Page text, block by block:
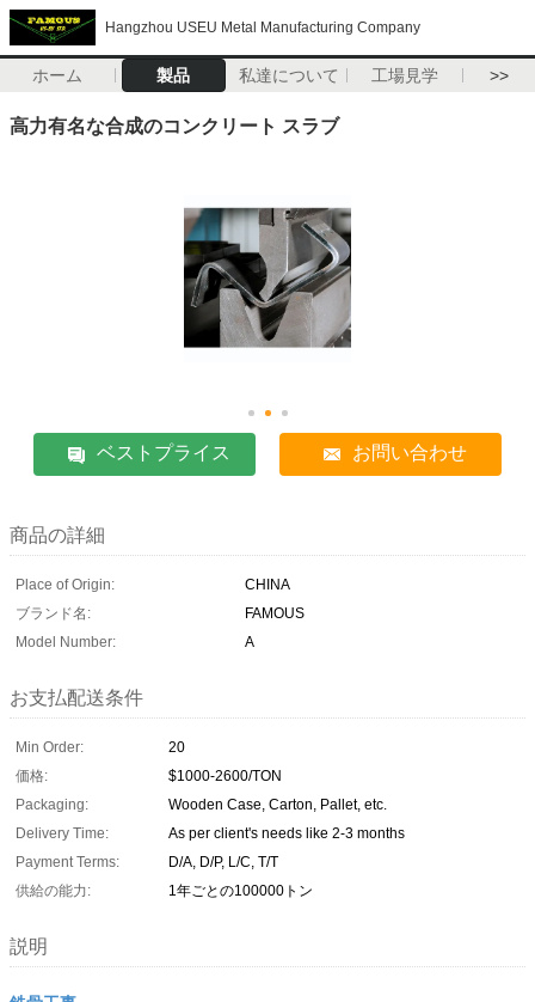
Hangzhou USEU Metal Manufacturing Company
ホーム 製品 私達について 工場見学 >>
高力有名な合成のコンクリート スラブ
ベストプライス お問い合わせ
商品の詳細
Place of Origin:
CHINA
ブランド名:
FAMOUS
Model Number:
A
お支払配送条件
Min Order:
20
価格:
$1000-2600/TON
Packaging:
Wooden Case, Carton, Pallet, etc.
Delivery Time:
As per client's needs like 2-3 months
Payment Terms:
D/A, D/P, L/C, T/T
供給の能力:
1年ごとの100000トン
説明